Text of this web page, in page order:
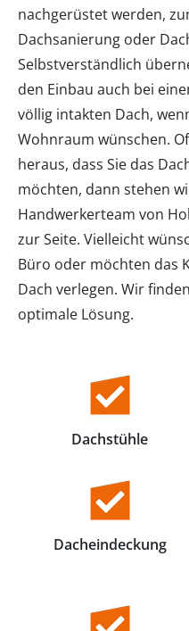
nachgerüstet werden,
Dachsanierung oder
Selbstverständlich
den Einbau auch bei
völlig intakten Dach,
Wohnraum wünschen.
heraus, dass Sie das
möchten, dann stehen
Handwerkerteam von
zur Seite. Vielleicht
Büro oder möchten das
Dach verlegen. Wir
optimale Lösung.
Dachstühle
Dacheindeckung